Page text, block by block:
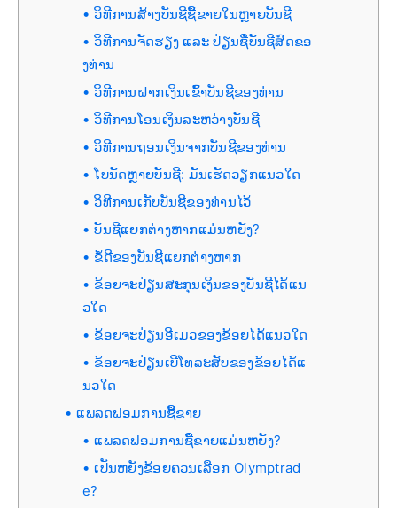
ວິທີການສ້າງບັນຊີຊື້ຂາຍໃນຫຼາຍບັນຊີ
ວິທີການຈັດຮຽງ ແລະ ປ່ຽນຊື່ບັນຊີສົດຂອ
ງທ່ານ
ວິທີການຝາກເງິນເຂົ້າບັນຊີຂອງທ່ານ
ວິທີການໂອນເງິນລະຫວ່າງບັນຊີ
ວິທີການຖອນເງິນຈາກບັນຊີຂອງທ່ານ
ໂບນັດຫຼາຍບັນຊີ: ມັນເຮັດວຽກແນວໃດ
ວິທີການເກັບບັນຊີຂອງທ່ານໄວ້
ບັນຊີແຍກຕ່າງຫາກແມ່ນຫຍັງ?
ຂໍ້ດີຂອງບັນຊີແຍກຕ່າງຫາກ
ຂ້ອຍຈະປ່ຽນສະກຸນເງິນຂອງບັນຊີໄດ້ແນ
ວໃດ
ຂ້ອຍຈະປ່ຽນອີເມວຂອງຂ້ອຍໄດ້ແນວໃດ
ຂ້ອຍຈະປ່ຽນເບີໂທລະສັບຂອງຂ້ອຍໄດ້ແ
ນວໃດ
ແພລດຟອມການຊື້ຂາຍ
ແພລດຟອມການຊື້ຂາຍແມ່ນຫຍັງ?
ເປັນຫຍັງຂ້ອຍຄວນເລືອກ Olymptrad
e?